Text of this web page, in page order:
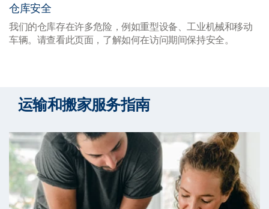
仓库安全
我们的仓库存在许多危险，例如重型设备、工业机械和移动
车辆。请查看此页面，了解如何在访问期间保持安全。
运输和搬家服务指南